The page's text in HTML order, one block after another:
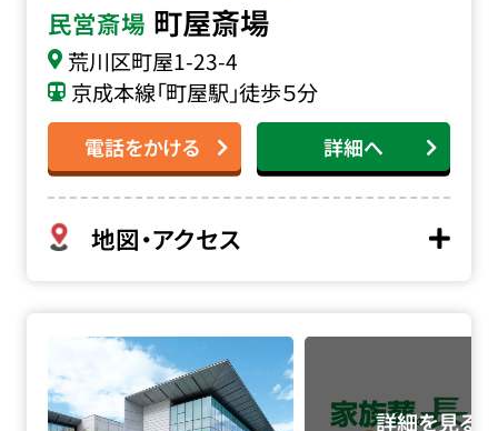
民営斎場 町屋斎場
荒川区町屋1-23-4
京成本線「町屋駅」徒歩５分
電話をかける 詳細へ
地図・アクセス
四ツ木斎場の詳細へ